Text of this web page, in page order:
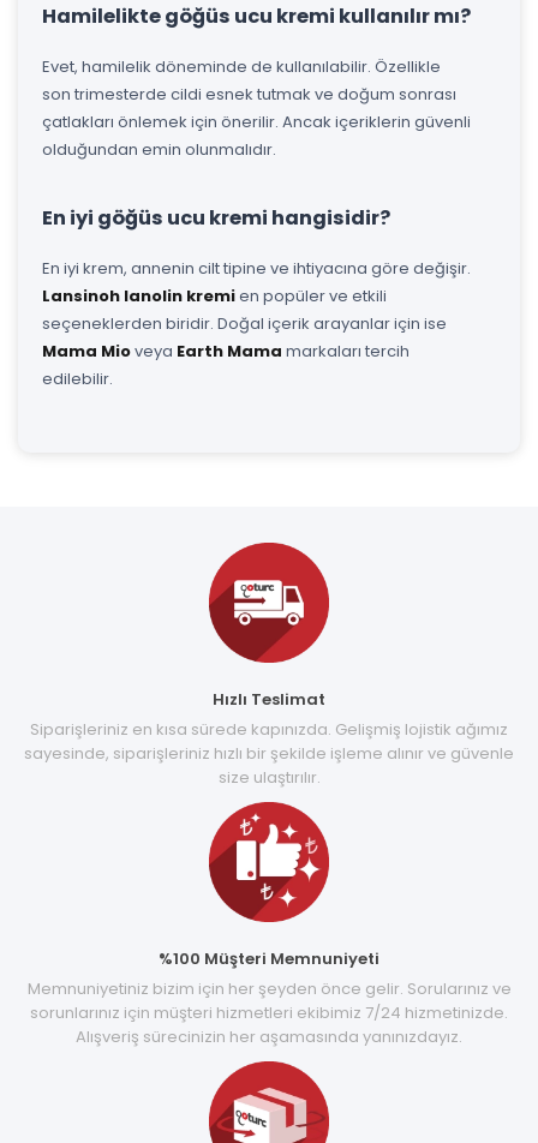
Hamilelikte göğüs ucu kremi kullanılır mı?
Evet, hamilelik döneminde de kullanılabilir. Özellikle
son trimesterde cildi esnek tutmak ve doğum sonrası
çatlakları önlemek için önerilir. Ancak içeriklerin güvenli
olduğundan emin olunmalıdır.
En iyi göğüs ucu kremi hangisidir?
En iyi krem, annenin cilt tipine ve ihtiyacına göre değişir.
Lansinoh lanolin kremien popüler ve etkili
seçeneklerden biridir. Doğal içerik arayanlar için ise
Mama Mioveya Earth Mama markaları tercih
edilebilir.
Hızlı Teslimat
Siparişleriniz en kısa sürede kapınızda. Gelişmiş lojistik ağımız
sayesinde, siparişleriniz hızlı bir şekilde işleme alınır ve güvenle
size ulaştırılır.
%100 Müşteri Memnuniyeti
Memnuniyetiniz bizim için her şeyden önce gelir. Sorularınız ve
sorunlarınız için müşteri hizmetleri ekibimiz 7/24 hizmetinizde.
Alışveriş sürecinizin her aşamasında yanınızdayız.